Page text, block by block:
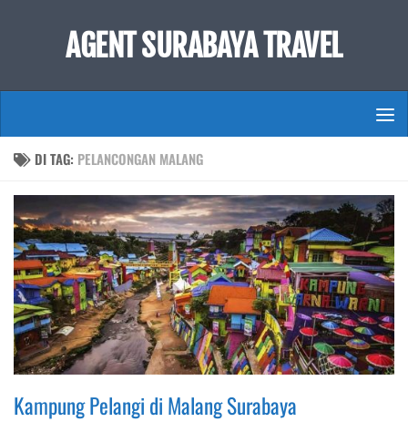
Skip to content
AGENT SURABAYA TRAVEL
DI TAG: PELANCONGAN MALANG
Kampung Pelangi di Malang Surabaya